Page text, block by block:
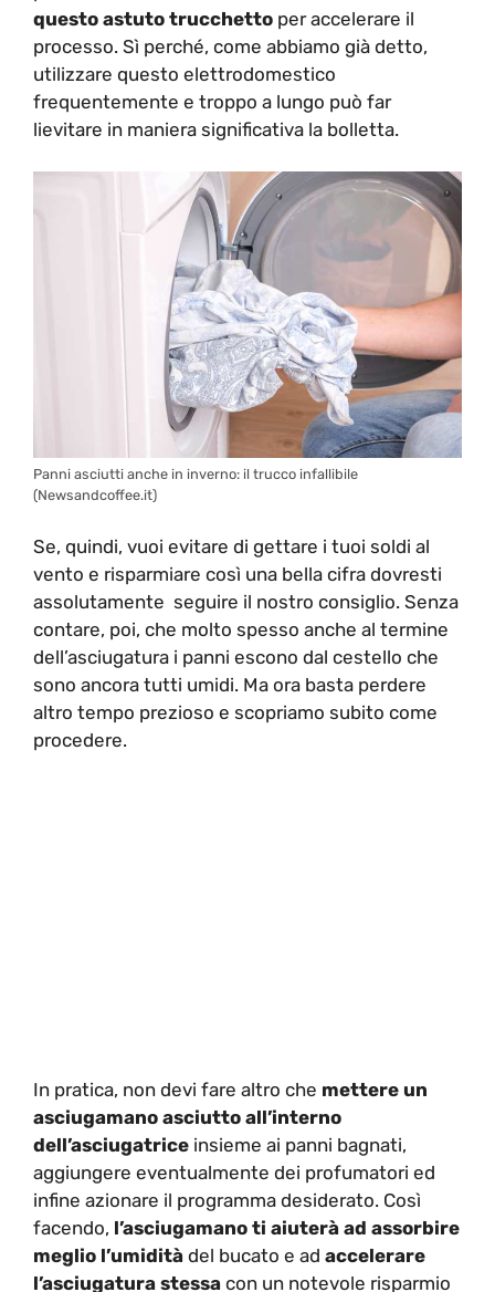
questo astuto trucchetto per accelerare il
processo. Sì perché, come abbiamo già detto,
utilizzare questo elettrodomestico
frequentemente e troppo a lungo può far
lievitare in maniera significativa la bolletta.
Panni asciutti anche in inverno: il trucco infallibile
(Newsandcoffee.it)
Se, quindi, vuoi evitare di gettare i tuoi soldi al
vento e risparmiare così una bella cifra dovresti
assolutamente seguire il nostro consiglio. Senza
contare, poi, che molto spesso anche al termine
dell’asciugatura i panni escono dal cestello che
sono ancora tutti umidi. Ma ora basta perdere
altro tempo prezioso e scopriamo subito come
procedere.
In pratica, non devi fare altro che mettere un
asciugamano asciutto all’interno
dell’asciugatrice insieme ai panni bagnati,
aggiungere eventualmente dei profumatori ed
infine azionare il programma desiderato. Così
facendo, l’asciugamano ti aiuterà ad assorbire
meglio l’umidità del bucato e ad accelerare
l’asciugatura stessa con un notevole risparmio